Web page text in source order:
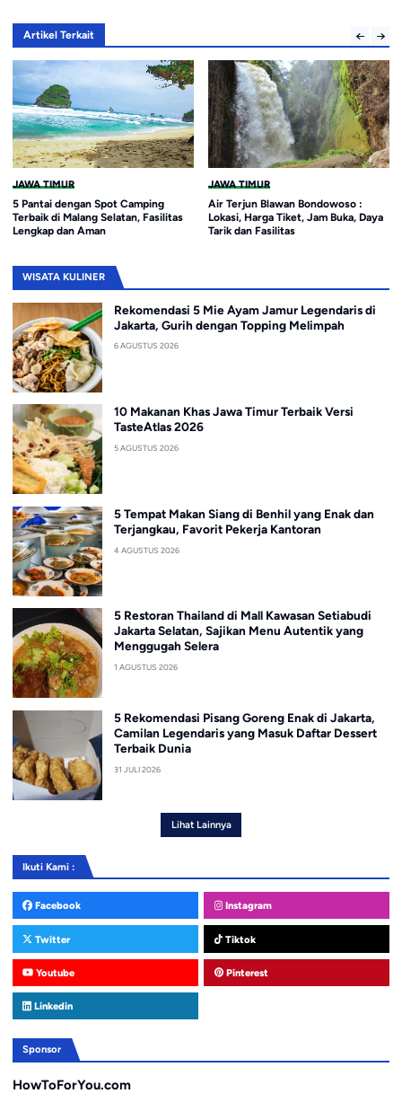
Artikel Terkait
JAWA TIMUR
5 Pantai dengan Spot Camping
Terbaik di Malang Selatan, Fasilitas
Lengkap dan Aman
JAWA TIMUR
Air Terjun Blawan Bondowoso :
Lokasi, Harga Tiket, Jam Buka, Daya
Tarik dan Fasilitas
WISATA KULINER
Rekomendasi 5 Mie Ayam Jamur Legendaris di
Jakarta, Gurih dengan Topping Melimpah
6 AGUSTUS 2026
10 Makanan Khas Jawa Timur Terbaik Versi
TasteAtlas 2026
5 AGUSTUS 2026
5 Tempat Makan Siang di Benhil yang Enak dan
Terjangkau, Favorit Pekerja Kantoran
4 AGUSTUS 2026
5 Restoran Thailand di Mall Kawasan Setiabudi
Jakarta Selatan, Sajikan Menu Autentik yang
Menggugah Selera
1 AGUSTUS 2026
5 Rekomendasi Pisang Goreng Enak di Jakarta,
Camilan Legendaris yang Masuk Daftar Dessert
Terbaik Dunia
31 JULI 2026
Lihat Lainnya
Ikuti Kami :
Facebook Instagram
Twitter Tiktok
Youtube Pinterest
Linkedin
Sponsor
HowToForYou.com